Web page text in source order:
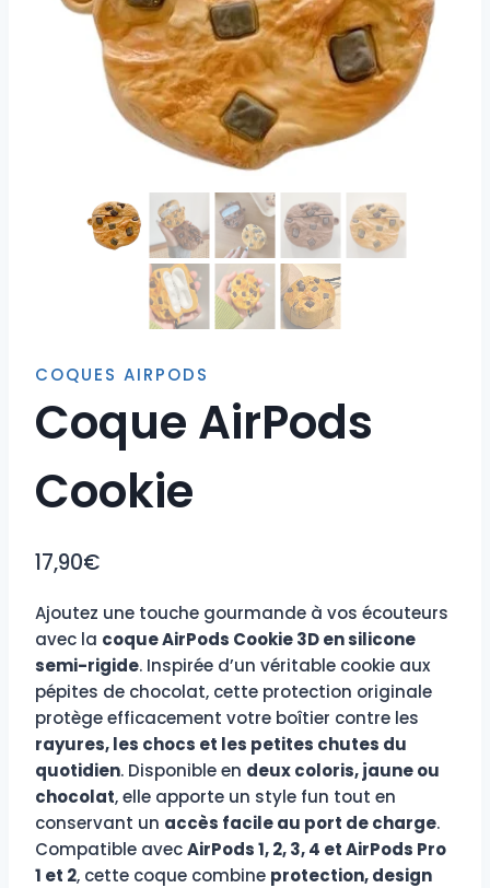
COQUES AIRPODS
Coque AirPods
Cookie
17,90€
Ajoutez une touche gourmande à vos écouteurs
avec la coque AirPods Cookie 3D en silicone
semi-rigide. Inspirée d’un véritable cookie aux
pépites de chocolat, cette protection originale
protège efficacement votre boîtier contre les
rayures, les chocs et les petites chutes du
quotidien. Disponible en deux coloris, jaune ou
chocolat, elle apporte un style fun tout en
conservant un accès facile au port de charge.
Compatible avecAirPods 1, 2, 3, 4 et AirPods Pro
1 et 2, cette coque combine protection, design